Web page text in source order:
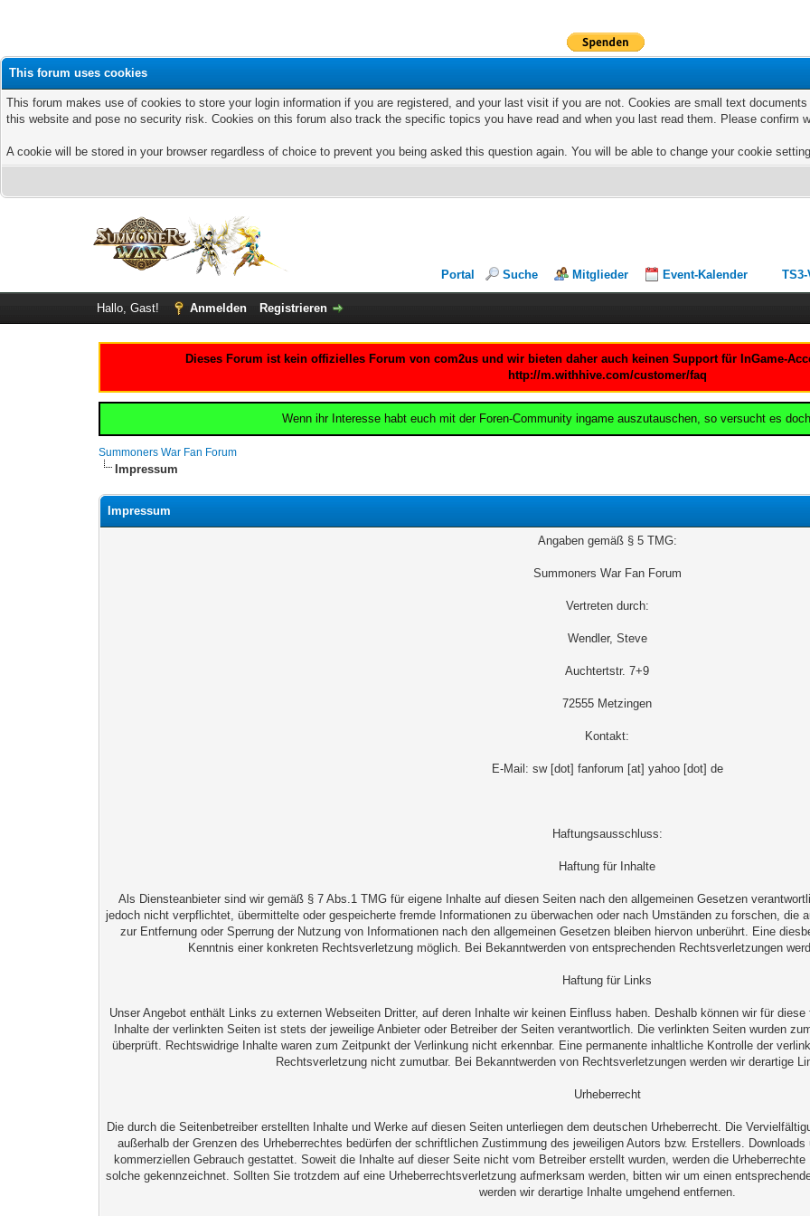
This forum uses cookies
This forum makes use of cookies to store your login information if you are registered, and your last visit if you are not. Cookies are small text
this website and pose no security risk. Cookies on this forum also track the specific topics you have read and when you last read them. Please confirm
A cookie will be stored in your browser regardless of choice to prevent you being asked this question again. You will be able to change your cookie
Portal Suche Mitglieder Event-Kalender
Hallo, Gast! Anmelden Registrieren
Dieses Forum ist kein offizielles Forum von com2us und wir bieten daher auch keinen Support für InGame-
http://m.withhive.com/customer/faq
Wenn ihr Interesse habt euch mit der Foren-Community ingame auszutauschen, so versucht es
Summoners War Fan Forum
Impressum
Impressum
Angaben gemäß § 5 TMG:
Summoners War Fan Forum
Vertreten durch:
Wendler, Steve
Auchtertstr. 7+9
72555 Metzingen
Kontakt:
E-Mail: sw [dot] fanforum [at] yahoo [dot] de
Haftungsausschluss:
Haftung für Inhalte
Als Diensteanbieter sind wir gemäß § 7 Abs.1 TMG für eigene Inhalte auf diesen Seiten nach den allgemeinen Gesetzen
jedoch nicht verpflichtet, übermittelte oder gespeicherte fremde Informationen zu überwachen oder nach Umständen zu forschen, die
zur Entfernung oder Sperrung der Nutzung von Informationen nach den allgemeinen Gesetzen bleiben hiervon unberührt. Eine
Kenntnis einer konkreten Rechtsverletzung möglich. Bei Bekanntwerden von entsprechenden Rechtsverletzungen
Haftung für Links
Unser Angebot enthält Links zu externen Webseiten Dritter, auf deren Inhalte wir keinen Einfluss haben. Deshalb können wir für
Inhalte der verlinkten Seiten ist stets der jeweilige Anbieter oder Betreiber der Seiten verantwortlich. Die verlinkten Seiten wurden
überprüft. Rechtswidrige Inhalte waren zum Zeitpunkt der Verlinkung nicht erkennbar. Eine permanente inhaltliche Kontrolle der
Rechtsverletzung nicht zumutbar. Bei Bekanntwerden von Rechtsverletzungen werden wir derartige
Urheberrecht
Die durch die Seitenbetreiber erstellten Inhalte und Werke auf diesen Seiten unterliegen dem deutschen Urheberrecht. Die
außerhalb der Grenzen des Urheberrechtes bedürfen der schriftlichen Zustimmung des jeweiligen Autors bzw. Erstellers.
kommerziellen Gebrauch gestattet. Soweit die Inhalte auf dieser Seite nicht vom Betreiber erstellt wurden, werden die
solche gekennzeichnet. Sollten Sie trotzdem auf eine Urheberrechtsverletzung aufmerksam werden, bitten wir um einen
werden wir derartige Inhalte umgehend entfernen.